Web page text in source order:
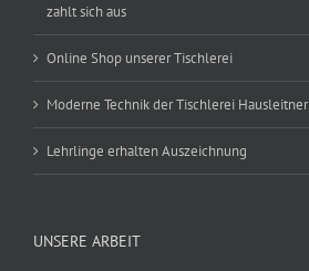
zahlt sich aus
Online Shop unserer Tischlerei
Moderne Technik der Tischlerei Hausleitner
Lehrlinge erhalten Auszeichnung
UNSERE ARBEIT